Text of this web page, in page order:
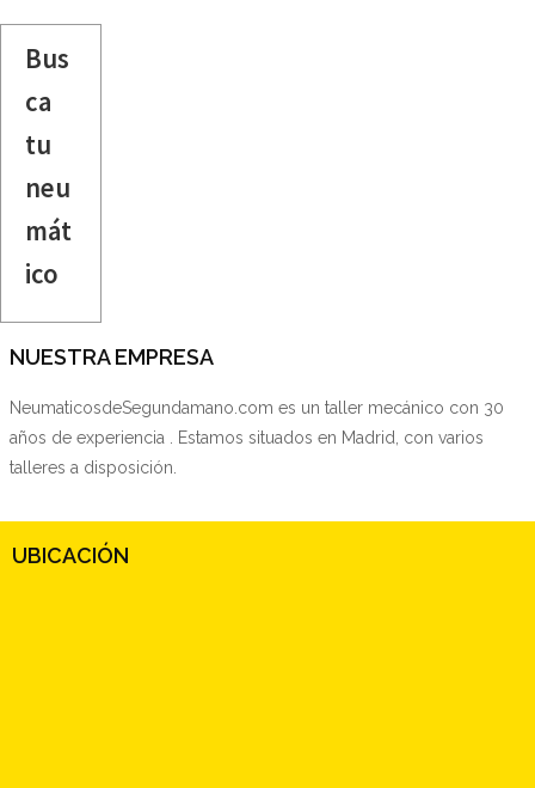
Bus
ca
tu
neu
mát
ico
NUESTRA EMPRESA
NeumaticosdeSegundamano.com es un taller mecánico con 30
años de experiencia . Estamos situados en Madrid, con varios
talleres a disposición.
UBICACIÓN